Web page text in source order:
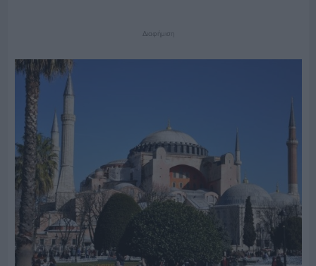
Διαφήμιση